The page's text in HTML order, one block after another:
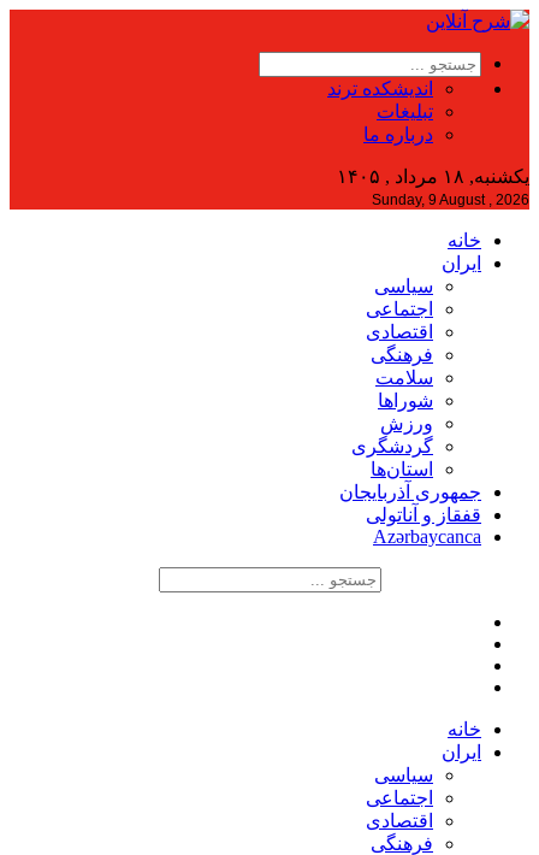
اندیشکده ترند
تبلیغات
درباره ما
یکشنبه, ۱۸ مرداد , ۱۴۰۵
Sunday, 9 August , 2026
خانه
ایران
سیاسی
اجتماعی
اقتصادی
فرهنگی
سلامت
شوراها
ورزش
گردشگری
استان‌ها
جمهوری آذربایجان
قفقاز و آناتولی
Azərbaycanca
خانه
ایران
سیاسی
اجتماعی
اقتصادی
فرهنگی